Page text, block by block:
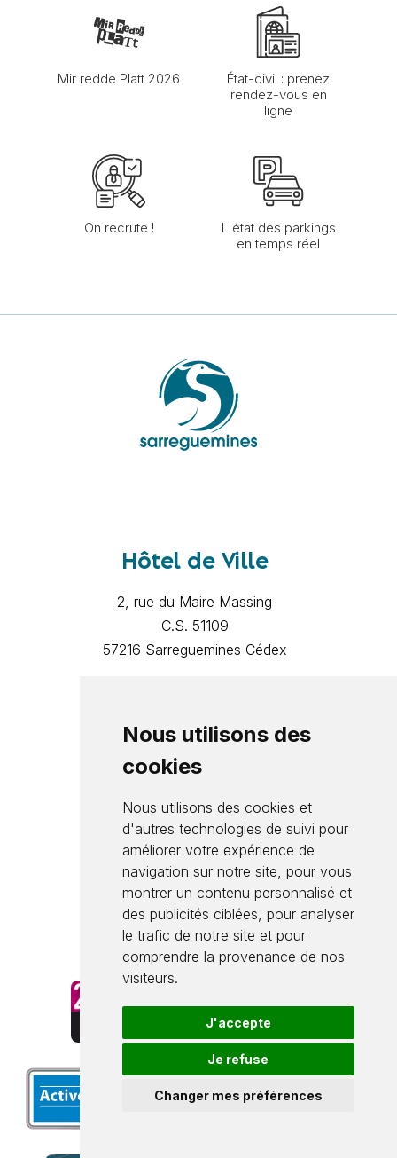
Nous utilisons des
cookies
Nous utilisons des cookies et
d'autres technologies de suivi pour
améliorer votre expérience de
navigation sur notre site, pour vous
montrer un contenu personnalisé et
des publicités ciblées, pour analyser
le trafic de notre site et pour
comprendre la provenance de nos
visiteurs.
J'accepte
Je refuse
Changer mes préférences
Mir redde Platt 2026
État-civil : prenez
rendez-vous en
ligne
On recrute !
L'état des parkings
en temps réel
Hôtel de Ville
2, rue du Maire Massing
C.S. 51109
57216 Sarreguemines Cédex
Contact
Téléphone : 03 87 98 93 00
Télécopie : 03 87 95 45 81
Ouvert au public : du lundi au
vendredi de 8h à 12h et de
13h30 à 17h30
Contactez-nous par e-mail